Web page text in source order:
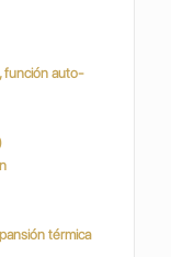
función auto-
térmica